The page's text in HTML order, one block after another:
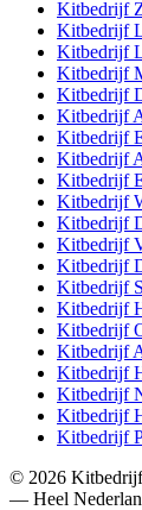
Kitbedrijf
Kitbedrijf
Kitbedrijf
Kitbedrijf
Kitbedrijf
Kitbedrijf
Kitbedrijf
Kitbedrijf
Kitbedrijf
Kitbedrijf
Kitbedrijf
Kitbedrijf
Kitbedrijf
Kitbedrijf
Kitbedrijf
Kitbedrijf
Kitbedrijf
Kitbedrijf
Kitbedrijf
Kitbedrijf
Kitbedrijf
© 2026
— Heel